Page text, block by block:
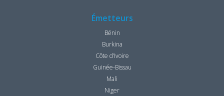
Émetteurs
Bénin
Burkina
Côte d’Ivoire
Guinée-Bissau
Mali
Niger